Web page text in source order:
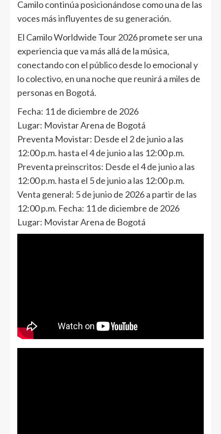
Camilo continúa posicionándose como una de las
voces más influyentes de su generación.
El Camilo Worldwide Tour 2026 promete ser una
experiencia que va más allá de la música,
conectando con el público desde lo emocional y
lo colectivo, en una noche que reunirá a miles de
personas en Bogotá.
Fecha: 11 de diciembre de 2026
Lugar: Movistar Arena de Bogotá
Preventa Movistar: Desde el 2 de junio a las
12:00 p.m. hasta el 4 de junio a las 12:00 p.m.
Preventa preinscritos: Desde el 4 de junio a las
12:00 p.m. hasta el 5 de junio a las 12:00 p.m.
Venta general: 5 de junio de 2026 a partir de las
12:00 p.m. Fecha: 11 de diciembre de 2026
Lugar: Movistar Arena de Bogotá